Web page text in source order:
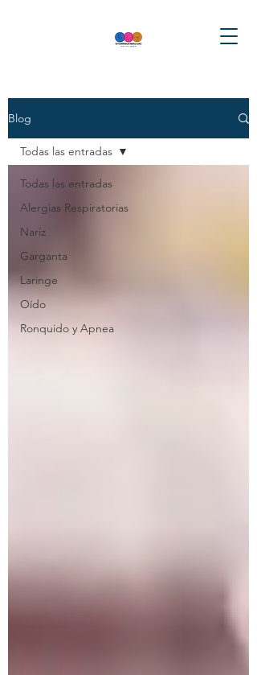
Blog
Todas las entradas
Alergias Respiratorias
Nariz
Garganta
Laringe
Oído
Ronquido y Apnea
Todas las entradas